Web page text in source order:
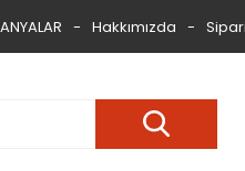
Hakkımızda